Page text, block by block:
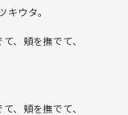
キウタ。
頬を撫でて、
頬を撫でて、